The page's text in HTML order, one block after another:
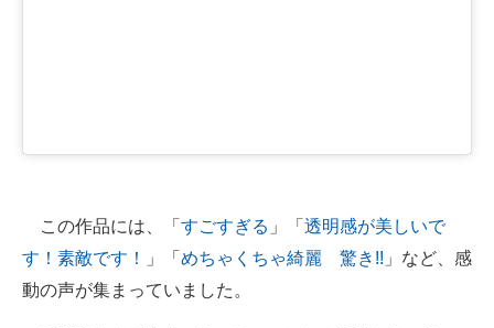
この作品には、「 すごすぎる 」「 透明感が美しいで
す！素敵です！
」「 めちゃくちゃ綺麗 驚き!! 」など、感
動の声が集まっていました。